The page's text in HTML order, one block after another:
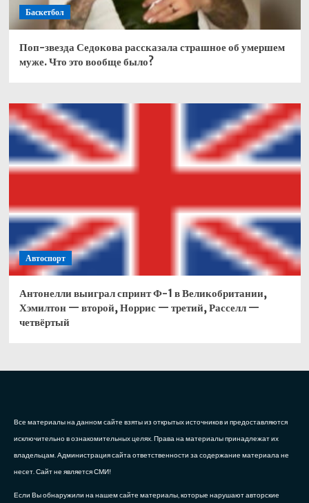
Баскетбол
Поп-звезда Седокова рассказала страшное об умершем
муже. Что это вообще было?
Автоспорт
Антонелли выиграл спринт Ф-1 в Великобритании,
Хэмилтон — второй, Норрис — третий, Расселл —
четвёртый
Все материалы на данном сайте взяты из открытых источников и предоставляются
исключительно в ознакомительных целях. Права на материалы принадлежат их
владельцам. Администрация сайта ответственности за содержание материала не
несет. Сайт не является СМИ!
Если Вы обнаружили на нашем сайте материалы, которые нарушают авторские